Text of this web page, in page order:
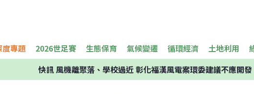
度專題 2026世足賽 生態保育 氣候變遷 循環經濟 土地利用
快訊風機離聚落、學校過近 彰化福漢風電案環委建議不應開發